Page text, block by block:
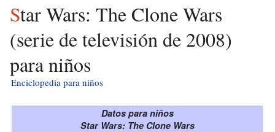
Star Wars: The Clone Wars
(serie de televisión de 2008)
para niños
Enciclopedia para niños
Datos para niños
Star Wars: The Clone Wars